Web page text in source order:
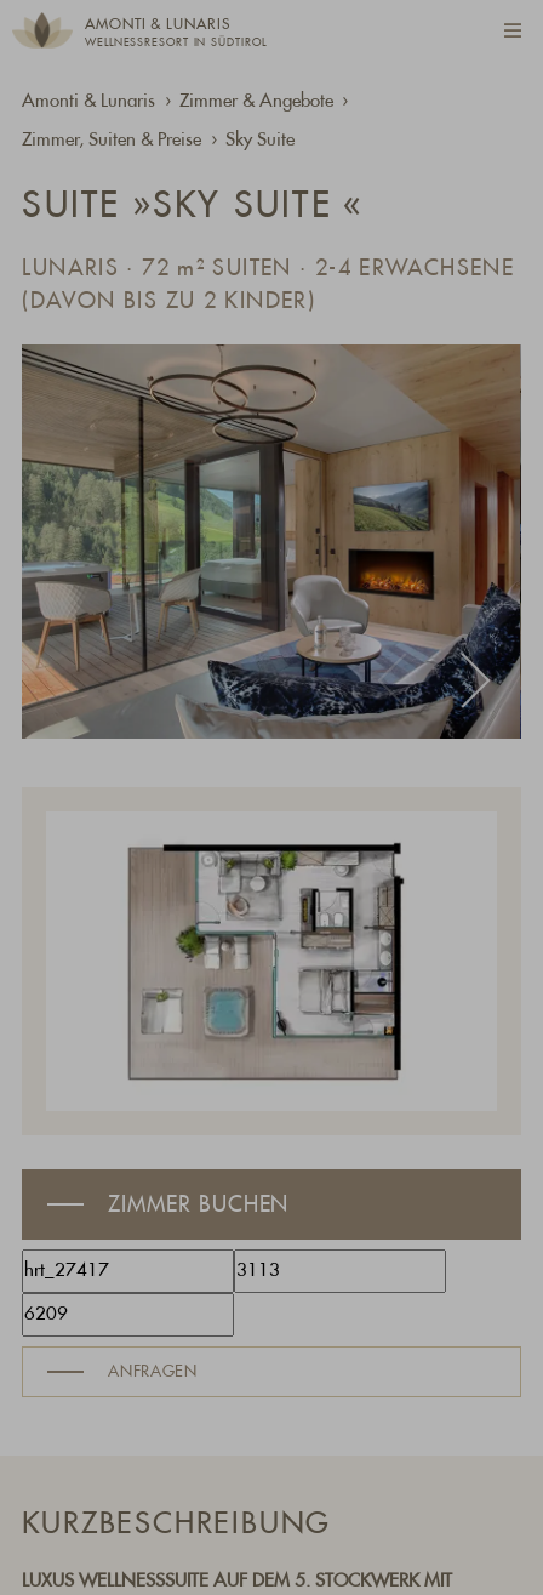
AMONTI & LUNARIS
WELLNESSRESORT IN SÜDTIROL
Amonti & Lunaris Zimmer & Angebote
Zimmer, Suiten & Preise Sky Suite
SUITE »SKY SUITE «
LUNARIS · 72 m² SUITEN · 2-4 ERWACHSENE
(DAVON BIS ZU 2 KINDER)
ZIMMER BUCHEN
ANFRAGEN
KURZBESCHREIBUNG
LUXUS WELLNESSSUITE AUF DEM 5. STOCKWERK MIT